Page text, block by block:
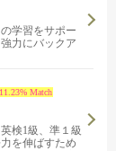
学習をサポー
力にバックア
設置していま
サポートする
に米国に来て
、日々の現地
めの現地校英
11.23% Match
検1級、準１級
を伸ばすため